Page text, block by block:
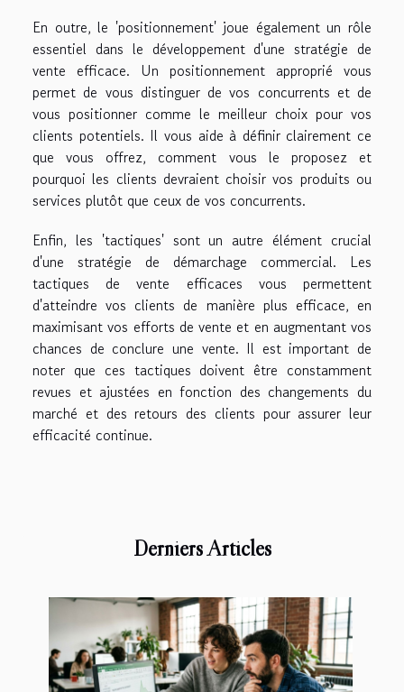
En outre, le 'positionnement' joue également un rôle
essentiel dans le développement d'une stratégie de
vente efficace. Un positionnement approprié vous
permet de vous distinguer de vos concurrents et de
vous positionner comme le meilleur choix pour vos
clients potentiels. Il vous aide à définir clairement ce
que vous offrez, comment vous le proposez et
pourquoi les clients devraient choisir vos produits ou
services plutôt que ceux de vos concurrents.
Enfin, les 'tactiques' sont un autre élément crucial
d'une stratégie de démarchage commercial. Les
tactiques de vente efficaces vous permettent
d'atteindre vos clients de manière plus efficace, en
maximisant vos efforts de vente et en augmentant vos
chances de conclure une vente. Il est important de
noter que ces tactiques doivent être constamment
revues et ajustées en fonction des changements du
marché et des retours des clients pour assurer leur
efficacité continue.
Derniers Articles